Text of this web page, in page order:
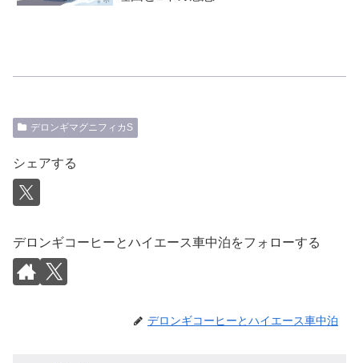
デロンギマグニフィカS
シェアする
デロンギコーヒーとハイエース車中泊をフォローする
デロンギコーヒーとハイエース車中泊